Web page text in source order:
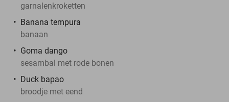
garnalenkroketten
Banana tempura
banaan
Goma dango
sesambal met rode bonen
Duck bapao
broodje met eend